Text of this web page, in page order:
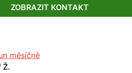
ZOBRAZIT KONTAKT
měsíčně
Ž.